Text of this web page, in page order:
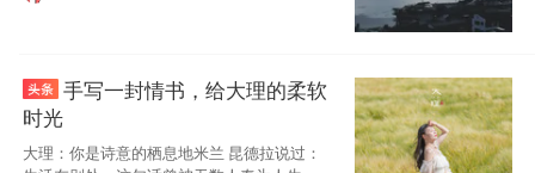
手写一封情书，给大理的柔软
时光
大理：你是诗意的栖息地米兰 昆德拉说过：